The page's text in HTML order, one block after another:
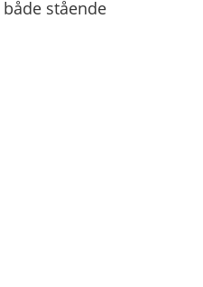
stående